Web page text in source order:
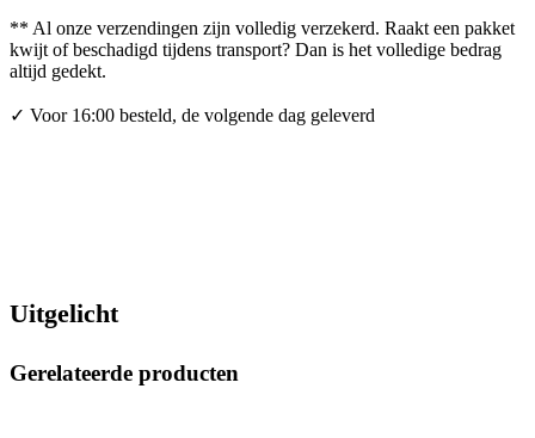
** Al onze verzendingen zijn volledig verzekerd. Raakt een pakket
kwijt of beschadigd tijdens transport? Dan is het volledige bedrag
altijd gedekt.
✓ Voor 16:00 besteld, de volgende dag geleverd
Uitgelicht
Gerelateerde producten